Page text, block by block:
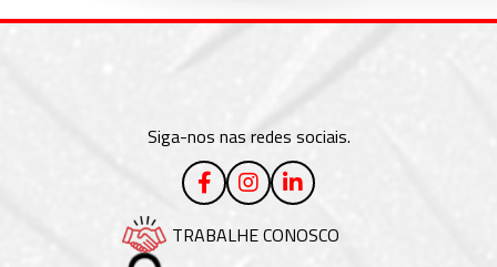
Siga-nos nas redes sociais.
TRABALHE CONOSCO